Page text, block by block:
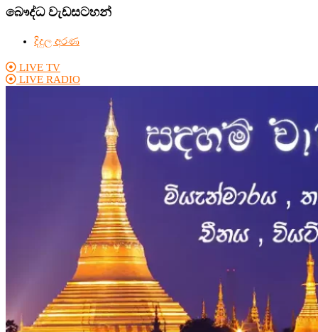
බෞද්ධ වැඩසටහන්
දිදුල අරණ
LIVE TV
LIVE RADIO